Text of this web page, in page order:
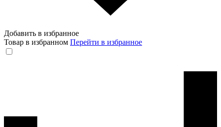
Добавить в избранное
Товар в избранном Перейти в избранное